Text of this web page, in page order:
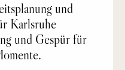
und
Karlsruhe
und Gespür für